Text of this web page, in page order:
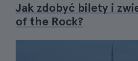
Jak zdobyć bilety i
of the Rock?